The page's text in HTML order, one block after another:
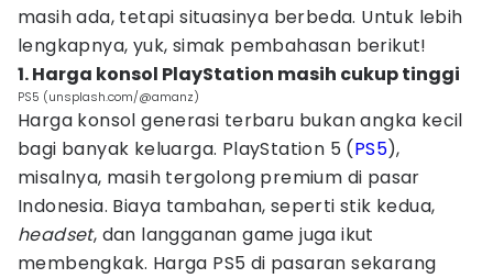
masih ada, tetapi situasinya berbeda. Untuk lebih
lengkapnya, yuk, simak pembahasan berikut!
1. Harga konsol PlayStation masih cukup tinggi
PS5 (unsplash.com/@amanz)
Harga konsol generasi terbaru bukan angka kecil
bagi banyak keluarga. PlayStation 5 (PS5),
misalnya, masih tergolong premium di pasar
Indonesia. Biaya tambahan, seperti stik kedua,
headset, dan langganan game juga ikut
membengkak. Harga PS5 di pasaran sekarang